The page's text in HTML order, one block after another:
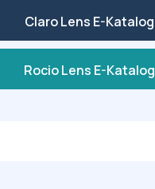
Claro Lens E-Katalog
Rocio Lens E-Katalog